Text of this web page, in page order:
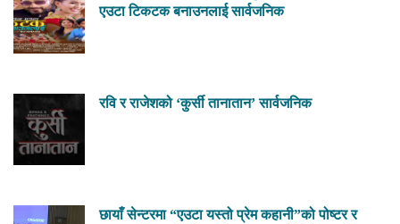
एउटा टिकटक बनाउनलाई सार्वजनिक
रवि र राजेशको ‘कुर्सी तानातान’ सार्वजनिक
छायाँ सेन्टरमा “एउटा यस्तो प्रेम कहानी”को पोष्टर र